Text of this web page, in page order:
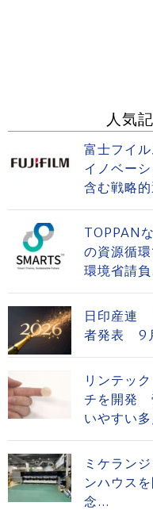
人気
富士フイ
イノベー
含む戦略
TOPPAN
の資源循
環境省請
日印産連
者発表 9
リンテッ
チを開発
いやすい
ミケラン
ンハウス
念...